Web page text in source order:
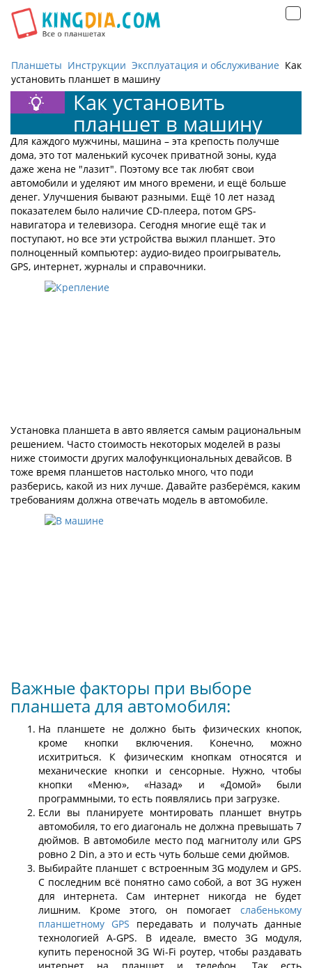
Планшеты Инструкции Эксплуатация и обслуживание Как
установить планшет в машину
Как установить
планшет в машину
Для каждого мужчины, машина – эта крепость получше
дома, это тот маленький кусочек приватной зоны, куда
даже жена не "лазит". Поэтому все так любят свои
автомобили и уделяют им много времени, и ещё больше
денег. Улучшения бывают разными. Ещё 10 лет назад
показателем было наличие CD-плеера, потом GPS-
навигатора и телевизора. Сегодня многие ещё так и
поступают, но все эти устройства выжил планшет. Это
полноценный компьютер: аудио-видео проигрыватель,
GPS, интернет, журналы и справочники.
Установка планшета в авто является самым рациональным
решением. Часто стоимость некоторых моделей в разы
ниже стоимости других малофункциональных девайсов. В
тоже время планшетов настолько много, что поди
разберись, какой из них лучше. Давайте разберёмся, каким
требованиям должна отвечать модель в автомобиле.
Важные факторы при выборе
планшета для автомобиля:
На планшете не должно быть физических кнопок,
кроме кнопки включения. Конечно, можно
исхитриться. К физическим кнопкам относятся и
механические кнопки и сенсорные. Нужно, чтобы
кнопки «Меню», «Назад» и «Домой» были
программными, то есть появлялись при загрузке.
Если вы планируете монтировать планшет внутрь
автомобиля, то его диагональ не должна превышать 7
дюймов. В автомобиле место под магнитолу или GPS
ровно 2 Din, а это и есть чуть больше семи дюймов.
Выбирайте планшет с встроенным 3G модулем и GPS.
C последним всё понятно само собой, а вот 3G нужен
для интернета. Сам интернет никогда не будет
лишним. Кроме этого, он помогает слабенькому
планшетному GPS передавать и получать данные
технологией A-GPS. В идеале, вместо 3G модуля,
купить переносной 3G Wi-Fi роутер, чтобы раздавать